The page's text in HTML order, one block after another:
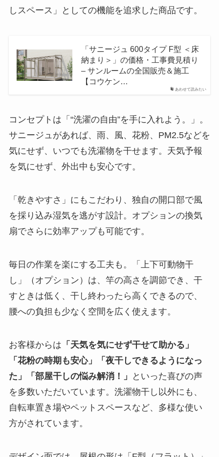
しスペース」としての機能を追求した商品です。
あわせて読みたい
「サニージュ 600タイプ F型 ＜床
納まり＞」の価格・工事費見積り
– サンルームの全国販売＆施工
【コウケン…
コンセプトは「“洗濯の自由”を手に入れよう。」。
サニージュがあれば、雨、風、花粉、PM2.5などを
気にせず、いつでも洗濯物を干せます。天気予報
を気にせず、外出中も安心です。
「乾きやすさ」にもこだわり、独自の開口部で風
を採り込み湿気を逃がす設計。オプションの換気
扇でさらに効率アップも可能です。
毎日の作業を楽にする工夫も。「上下可動物干
し」（オプション）は、竿の高さを調節でき、干
すときは低く、干し終わったら高くできるので、
腰への負担も少なく空間を広く使えます。
お客様からは 「天気を気にせず干せて助かる」
「花粉の時期も安心」「夜干しできるようになっ
た」「部屋干しの悩み解消！」
といった喜びの声
を多数いただいています。洗濯物干し以外にも、
自転車置き場やペットスペースなど、多様な使い
方がされています。